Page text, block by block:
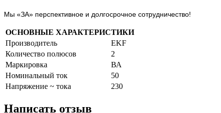
Мы «ЗА» перспективное и долгосрочное сотрудничество!
ОСНОВНЫЕ ХАРАКТЕРИСТИКИ
Производитель
EKF
Количество полюсов
2
Маркировка
ВА
Номинальный ток
50
Напряжение ~ тока
230
Написать отзыв